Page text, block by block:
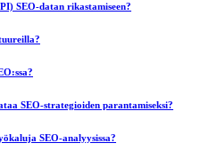
SEO-datan rikastamiseen?
SEO-strategioiden parantamiseksi?
SEO-analyysissa?